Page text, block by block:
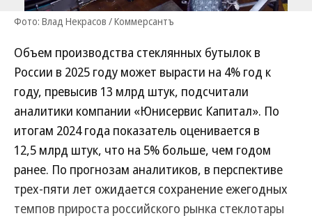
Фото: Влад Некрасов / Коммерсантъ
Объем производства стеклянных бутылок в
России в 2025 году может вырасти на 4% год к
году, превысив 13 млрд штук, подсчитали
аналитики компании «Юнисервис Капитал». По
итогам 2024 года показатель оценивается в
12,5 млрд штук, что на 5% больше, чем годом
ранее. По прогнозам аналитиков, в перспективе
трех-пяти лет ожидается сохранение ежегодных
темпов прироста российского рынка стеклотары